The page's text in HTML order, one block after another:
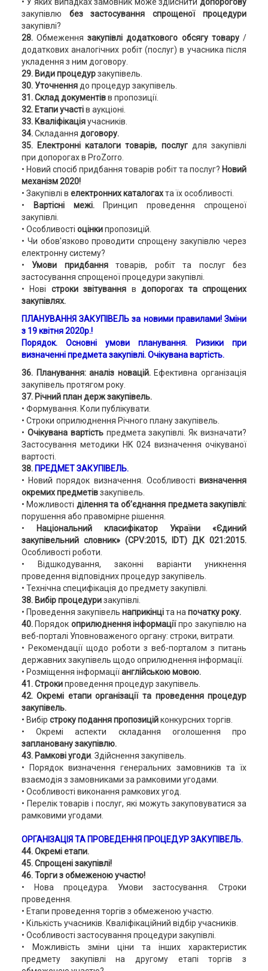
• У яких випадках замовник може здійснитидопорогову
закупівлю без застосування спрощеної процедури
закупівлі?
28.Обмеженнязакупівлі додаткового обсягу товару/
додаткових аналогічних робіт (послуг) в учасника після
укладення з ним договору.
29. Види процедурзакупівель.
30. Уточненнядо процедур закупівель.
31. Склад документівв пропозиції.
32. Етапи участів аукціоні.
33. Кваліфікаціяучасників.
34.Складання договору.
35. Електронні каталоги товарів, послугдля закупівлі
при допорогах в ProZorro.
• Новий спосіб придбання товарів робіт та послуг? Новий
механізм 2020!
• Закупівлі в електронних каталогахта їх особливості.
•
Вартісні межі.Принцип проведення спрощеної
закупівлі.
• Особливості оцінкипропозицій.
• Чи обов'язково проводити спрощену закупівлю через
електронну систему?
• Умови придбаннятоварів, робіт та послуг без
застосування спрощеної процедури закупівлі.
• Нові строки звітування в допорогах та спрощених
закупівлях.
ПЛАНУВАННЯ ЗАКУПІВЕЛЬ за новими правилами! Зміни
з 19 квітня 2020р.!
Порядок. Основні умови планування. Ризики при
визначенні предмета закупівлі. Очікувана вартість.
36. Планування: аналіз новацій.Ефективна організація
закупівель протягом року.
37. Річний план держ закупівель.
• Формування. Коли публікувати.
• Строки оприлюднення Річного плану закупівель.
• Очікувана вартість предмета закупівлі. Як визначати?
Застосування методики HK 024 визначення очікуваної
вартості.
38. ПРЕДМЕТ ЗАКУПІВЕЛЬ.
• Новий порядок визначення. Особливостівизначення
окремих предметівзакупівель.
• Можливості ділення та об’єднання предмета закупівлі:
порушення або правомірне рішення.
•
Національний класифікатор України «Єдиний
закупівельний словник» (CPV:2015, IDT) ДК 021:2015.
Особливості роботи.
• Відшкодування, законні варіанти уникнення
проведення відповідних процедур закупівель.
• Технічна специфікація до предмету закупівлі.
38. Вибір процедуризакупівлі.
• Проведення закупівель наприкінціта напочатку року.
40. Порядок оприлюднення інформаціїпро закупівлю на
веб-порталі Уповноваженого органу: строки, витрати.
• Рекомендації щодо роботи з веб-порталом з питань
державних закупівель щодо оприлюднення інформації.
• Розміщення інформаціїанглійською мовою.
41.Строкипроведення процедур закупівель.
42. Окремі етапи організації та проведення процедур
закупівель.
• Вибір строку подання пропозиційконкурсних торгів.
• Окремі аспекти складання оголошення про
заплановану закупівлю.
43. Рамкові угоди. Здійснення закупівель.
• Порядок визначення генеральних замовників та їх
взаємодія з замовниками за рамковими угодами.
• Особливості виконання рамкових угод.
• Перелік товарів і послуг, які можуть закуповуватися за
рамковими угодами.
ОРГАНІЗАЦІЯ ТА ПРОВЕДЕННЯ ПРОЦЕДУР ЗАКУПІВЕЛЬ.
44. Окремі етапи.
45. Спрощені закупівлі!
46. Торги з обмеженою участю!
• Нова процедура. Умови застосування. Строки
проведення.
• Етапи проведення торгів з обмеженою участю.
• Кількість учасників. Кваліфікаційний відбір учасників.
• Особливості застосування процедури закупівлі.
• Можливість зміни ціни та інших характеристик
предмету закупівлі на другому етапі торгів з